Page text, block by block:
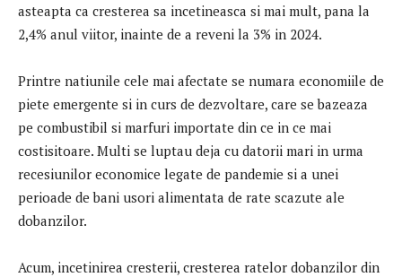
asteapta ca cresterea sa incetineasca si mai mult, pana la
2,4% anul viitor, inainte de a reveni la 3% in 2024.
Printre natiunile cele mai afectate se numara economiile de
piete emergente si in curs de dezvoltare, care se bazeaza
pe combustibil si marfuri importate din ce in ce mai
costisitoare. Multi se luptau deja cu datorii mari in urma
recesiunilor economice legate de pandemie si a unei
perioade de bani usori alimentata de rate scazute ale
dobanzilor.
Acum, incetinirea cresterii, cresterea ratelor dobanzilor din